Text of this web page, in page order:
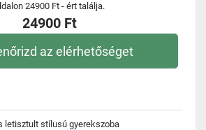
24900 Ft - ért találja.
24900 Ft
az elérhetőséget
letisztult stílusú gyerekszoba